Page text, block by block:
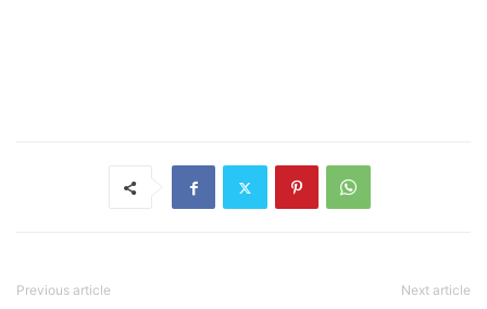
Previous article Next article